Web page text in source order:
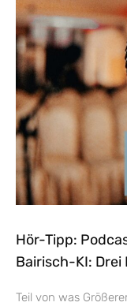
Hör-Tipp:
Bairisch-KI:
Teil von was